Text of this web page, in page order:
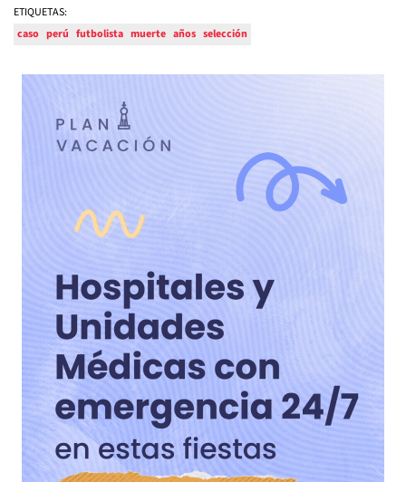
ETIQUETAS:
caso perú futbolista muerte años selección